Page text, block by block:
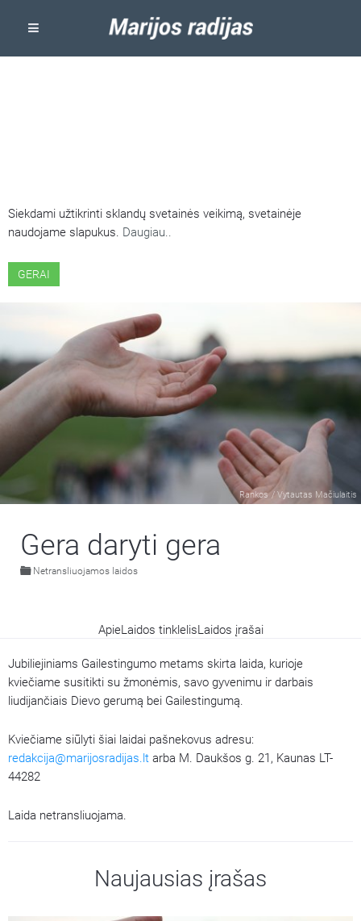
Siekdami užtikrinti sklandų svetainės veikimą, svetainėje
naudojame slapukus. Daugiau..
GERAI
Rankos / Vytautas Mačiulaitis
Gera daryti gera
Netransliuojamos laidos
ApieLaidos tinklelisLaidos įrašai
Jubiliejiniams Gailestingumo metams skirta laida, kurioje
kviečiame susitikti su žmonėmis, savo gyvenimu ir darbais
liudijančiais Dievo gerumą bei Gailestingumą.
Kviečiame siūlyti šiai laidai pašnekovus adresu:
redakcija@marijosradijas.lt arba M. Daukšos g. 21, Kaunas LT-
44282
Laida netransliuojama.
Naujausias įrašas